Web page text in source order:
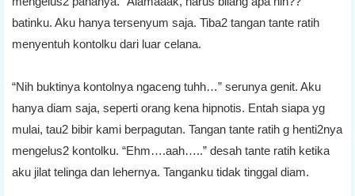
batinku. Aku hanya tersenyum saja. Tiba2 tangan tante ratih
menyentuh kontolku dari luar celana.
“Nih buktinya kontolnya ngaceng tuhh…” serunya genit. Aku
hanya diam saja, seperti orang kena hipnotis. Entah siapa yg
mulai, tau2 bibir kami berpagutan. Tangan tante ratih g henti2nya
mengelus2 kontolku. “Ehm….aah…..” desah tante ratih ketika
aku jilat telinga dan lehernya. Tanganku tidak tinggal diam.